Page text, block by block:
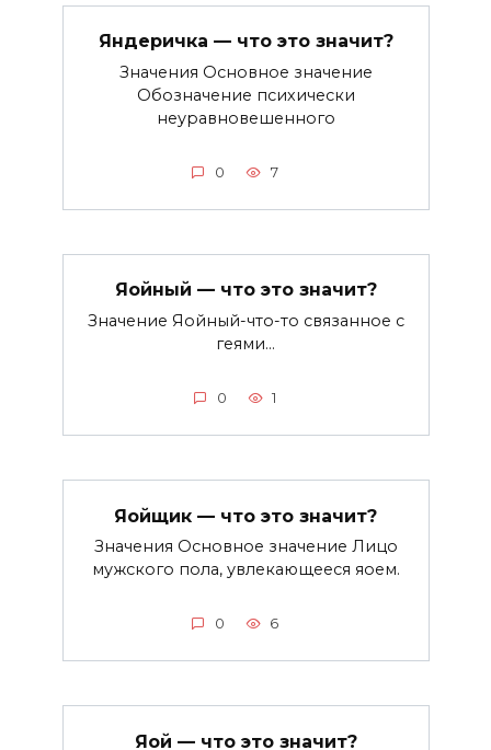
Яндеричка — что это значит?
Значения Основное значение
Обозначение психически
неуравновешенного
0 7
Яойный — что это значит?
Значение Яойный-что-то связанное с
геями…
0 1
Яойщик — что это значит?
Значения Основное значение Лицо
мужского пола, увлекающееся яоем.
0 6
Яой — что это значит?